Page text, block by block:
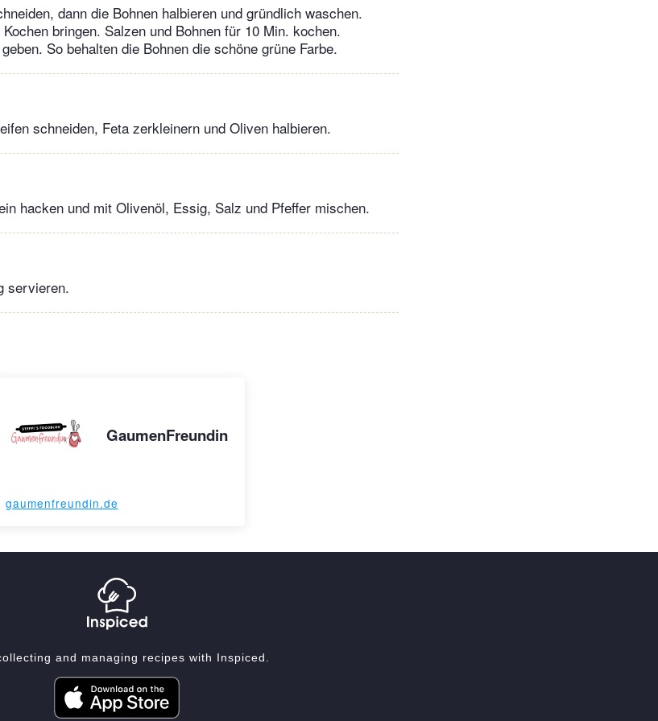
dann die Bohnen halbieren und gründlich waschen.
bringen. Salzen und Bohnen für 10 Min. kochen.
So behalten die Bohnen die schöne grüne Farbe.
schneiden, Feta zerkleinern und Oliven halbieren.
hacken und mit Olivenöl, Essig, Salz und Pfeffer mischen.
servieren.
GaumenFreundin
gaumenfreundin.de
and managing recipes with Inspiced.